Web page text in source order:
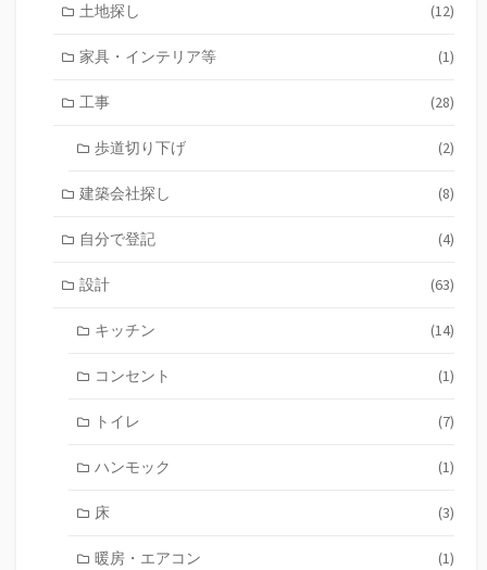
土地探し (12)
家具・インテリア等 (1)
工事 (28)
歩道切り下げ (2)
建築会社探し (8)
自分で登記 (4)
設計 (63)
キッチン (14)
コンセント (1)
トイレ (7)
ハンモック (1)
床 (3)
暖房・エアコン (1)